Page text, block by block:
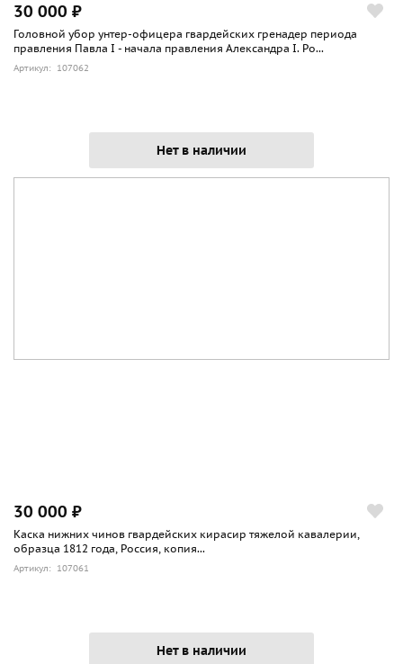
30 000 ₽
Головной убор унтер-офицера гвардейских гренадер периода
правления Павла I - начала правления Александра I. Ро...
Артикул: 107062
Нет в наличии
30 000 ₽
Каска нижних чинов гвардейских кирасир тяжелой кавалерии,
образца 1812 года, Россия, копия...
Артикул: 107061
Нет в наличии